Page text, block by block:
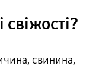
свинина,